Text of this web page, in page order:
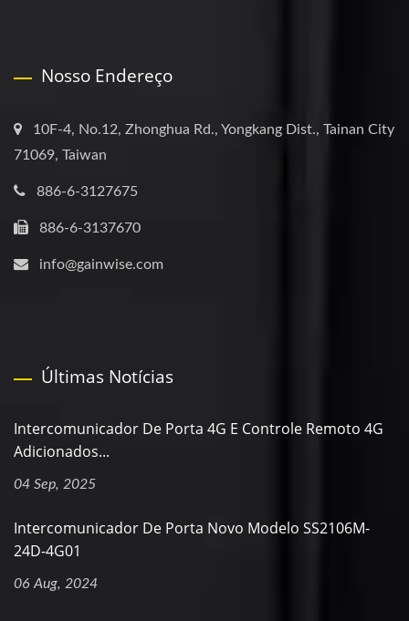
Nosso Endereço
10F-4, No.12, Zhonghua Rd., Yongkang Dist., Tainan City
71069, Taiwan
886-6-3127675
886-6-3137670
info@gainwise.com
Últimas Notícias
Intercomunicador De Porta 4G E Controle Remoto 4G
Adicionados...
04 Sep, 2025
Intercomunicador De Porta Novo Modelo SS2106M-
24D-4G01
06 Aug, 2024